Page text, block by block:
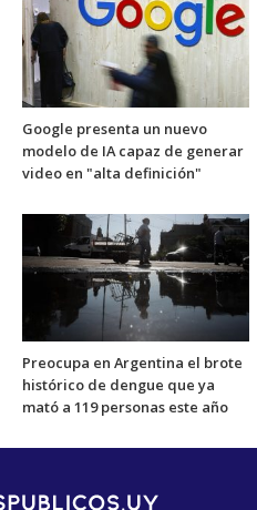
Google presenta un nuevo
modelo de IA capaz de generar
video en "alta definición"
Preocupa en Argentina el brote
histórico de dengue que ya
mató a 119 personas este año